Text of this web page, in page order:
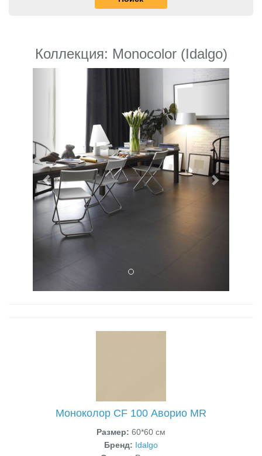
Коллекция: Monocolor (Idalgo)
Next
Моноколор CF 100 Аворио MR
Размер: 60*60 см
Бренд: Idalgo